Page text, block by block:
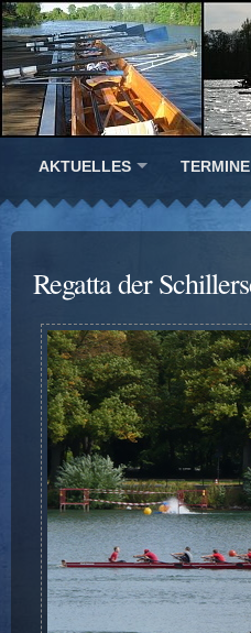
AKTUELLES TERMINE
Regatta der